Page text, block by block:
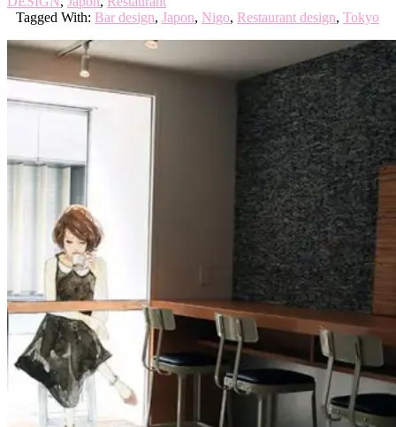
Tagged With: Bar design, Japon, Nigo, Restaurant design, Tokyo